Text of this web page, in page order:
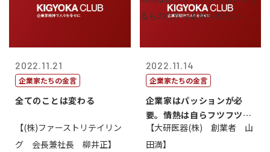
2022.11.21
企業家たちの金言
全てのことは変わる
【(株)ファーストリテイリン
グ 会長兼社長 柳井正】
2022.11.14
企業家たちの金言
企業家はパッションが必
要。情熱は自らフツフツと
湧いてくるもの...
【大研医器(株) 創業者 山
田満】